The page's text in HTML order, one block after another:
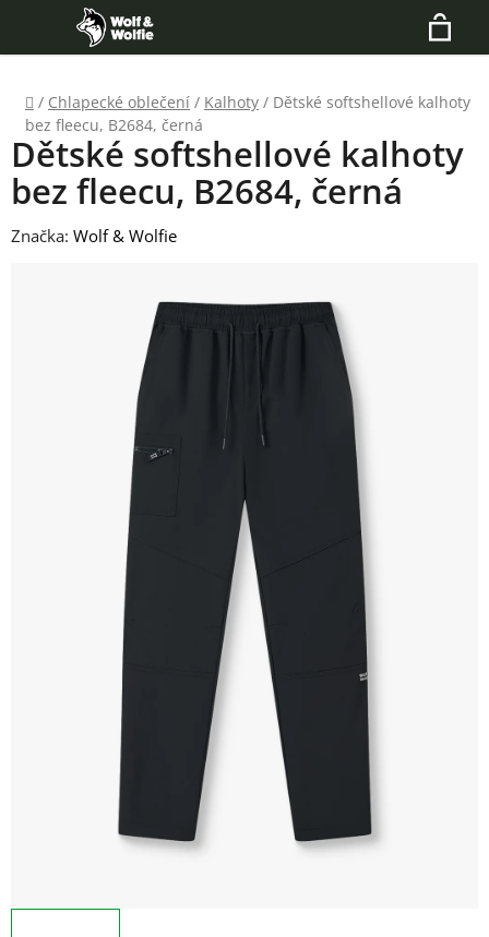
obsah
Hledat
Domů
/ Chlapecké oblečení / Kalhoty / Dětské softshellové kalhoty
bez fleecu, B2684, černá
Dětské softshellové kalhoty
bez fleecu, B2684, černá
Značka: Wolf & Wolfie